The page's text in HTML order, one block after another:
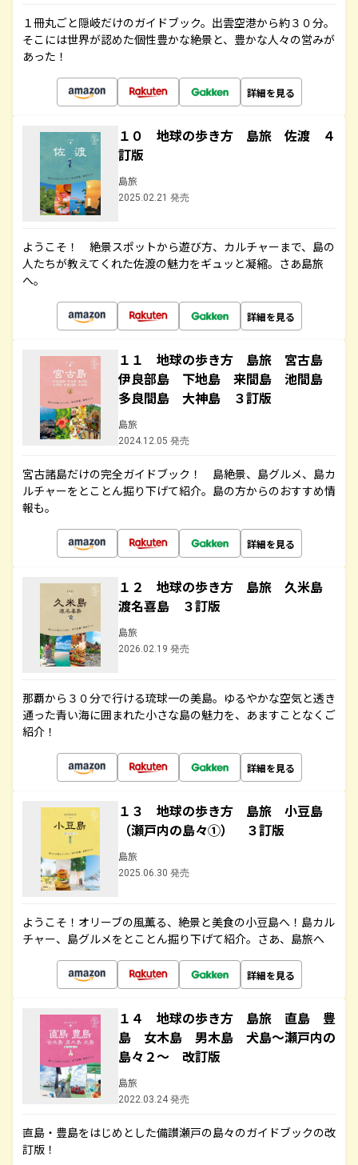
１冊丸ごと隠岐だけのガイドブック。出雲空港から約３０分。
そこには世界が認めた個性豊かな絶景と、豊かな人々の営みが
あった！
詳細を見る
１０ 地球の歩き方 島旅 佐渡 ４
訂版
島旅
2025.02.21 発売
ようこそ！ 絶景スポットから遊び方、カルチャーまで、島の
人たちが教えてくれた佐渡の魅力をギュッと凝縮。さあ島旅
へ。
詳細を見る
１１ 地球の歩き方 島旅 宮古島
伊良部島 下地島 来間島 池間島
多良間島 大神島 ３訂版
島旅
2024.12.05 発売
宮古諸島だけの完全ガイドブック！ 島絶景、島グルメ、島カ
ルチャーをとことん掘り下げて紹介。島の方からのおすすめ情
報も。
詳細を見る
１２ 地球の歩き方 島旅 久米島
渡名喜島 ３訂版
島旅
2026.02.19 発売
那覇から３０分で行ける琉球一の美島。ゆるやかな空気と透き
通った青い海に囲まれた小さな島の魅力を、あますことなくご
紹介！
詳細を見る
１３ 地球の歩き方 島旅 小豆島
（瀬戸内の島々①） ３訂版
島旅
2025.06.30 発売
ようこそ！オリーブの風薫る、絶景と美食の小豆島へ！島カル
チャー、島グルメをとことん掘り下げて紹介。さあ、島旅へ
詳細を見る
１４ 地球の歩き方 島旅 直島 豊
島 女木島 男木島 犬島～瀬戸内の
島々２～ 改訂版
島旅
2022.03.24 発売
直島・豊島をはじめとした備讃瀬戸の島々のガイドブックの改
訂版！